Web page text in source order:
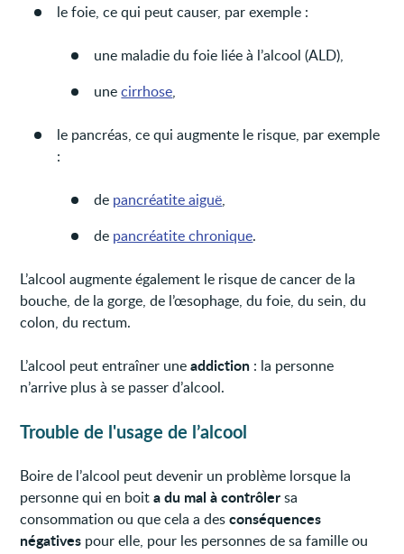
le foie, ce qui peut causer, par exemple :
une maladie du foie liée à l’alcool (ALD),
unecirrhose,
le pancréas, ce qui augmente le risque, par exemple
:
de pancréatite aiguë,
de pancréatite chronique.
L’alcool augmente également le risque de cancer de la
bouche, de la gorge, de l’œsophage, du foie, du sein, du
colon, du rectum.
L’alcool peut entraîner uneaddiction : la personne
n’arrive plus à se passer d’alcool.
Trouble de l'usage de l’alcool
Boire de l’alcool peut devenir un problème lorsque la
personne qui en boita du mal à contrôlersa
consommation ou que cela a desconséquences
négatives pour elle, pour les personnes de sa famille ou